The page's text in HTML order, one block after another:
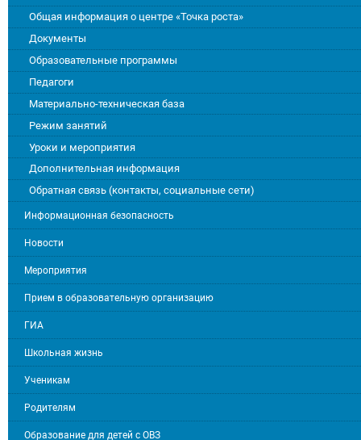
Общая информация о центре «Точка роста»
Документы
Образовательные программы
Педагоги
Материально-техническая база
Режим занятий
Уроки и мероприятия
Дополнительная информация
Обратная связь (контакты, социальные сети)
Информационная безопасность
Новости
Мероприятия
Прием в образовательную организацию
ГИА
Школьная жизнь
Ученикам
Родителям
Образование для детей с ОВЗ